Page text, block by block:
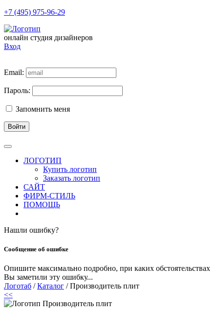
+7 (495) 975-96-29
онлайн студия дизайнеров
Вход
Email:
Пароль:
Запомнить меня
Войти
ЛОГОТИП
Купить логотип
Заказать логотип
САЙТ
ФИРМ-СТИЛЬ
ПОМОЩЬ
Нашли ошибку?
Сообщение об ошибке
Опишите максимально подробно, при каких обстоятельствах
Вы заметили эту ошибку...
Логотаб /Каталог / Производитель плит
<<